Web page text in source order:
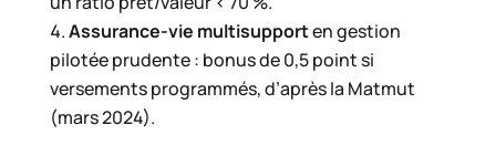
Assurance-vie multisupporten gestion
pilotée prudente : bonus de 0,5 point si
versements programmés, d’après la Matmut
(mars 2024).